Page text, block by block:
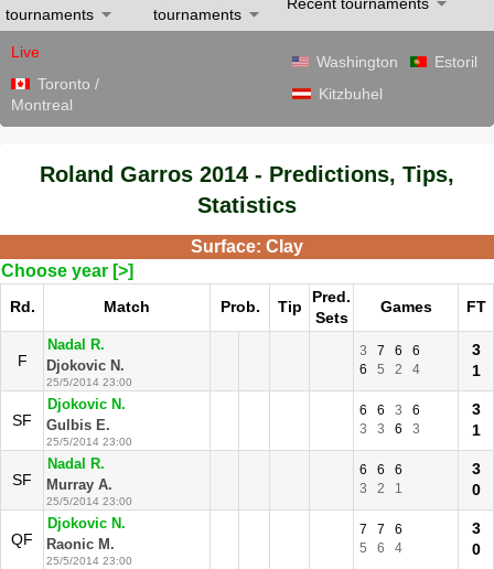
tournaments
tournaments
Recent tournaments
Live
Toronto /
Montreal
Washington
Estoril
Kitzbuhel
Roland Garros 2014 - Predictions, Tips,
Statistics
Surface: Clay
Choose year [>]
Rd. Match Prob. Tip
Pred.
Sets
Games FT
F
Nadal R.
Djokovic N.
25/5/2014 23:00
3 7 6
6
6
5 2 4
3
1
SF
Djokovic N.
Gulbis E.
25/5/2014 23:00
6 6 3
6
3
3 6 3
3
1
SF
Nadal R.
Murray A.
25/5/2014 23:00
6 6
6
3
2 1
3
0
QF
Djokovic N.
Raonic M.
25/5/2014 23:00
7 7
6
5
6 4
3
0